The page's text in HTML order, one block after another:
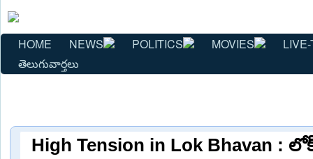
HOME NEWS POLITICS MOVIES
తెలుగువార్తలు
High Tension in Lok Bhavan :